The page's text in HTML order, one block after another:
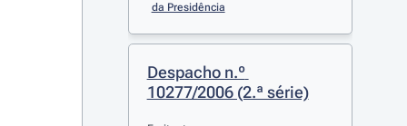
da Presidência
Despacho n.º
10277/2006 (2.ª série)